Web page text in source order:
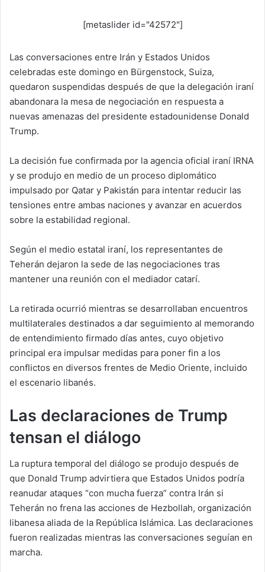
[metaslider id="42572"]
Las conversaciones entre Irán y Estados Unidos
celebradas este domingo en Bürgenstock, Suiza,
quedaron suspendidas después de que la delegación iraní
abandonara la mesa de negociación en respuesta a
nuevas amenazas del presidente estadounidense Donald
Trump.
La decisión fue confirmada por la agencia oficial iraní IRNA
y se produjo en medio de un proceso diplomático
impulsado por Qatar y Pakistán para intentar reducir las
tensiones entre ambas naciones y avanzar en acuerdos
sobre la estabilidad regional.
Según el medio estatal iraní, los representantes de
Teherán dejaron la sede de las negociaciones tras
mantener una reunión con el mediador catarí.
La retirada ocurrió mientras se desarrollaban encuentros
multilaterales destinados a dar seguimiento al memorando
de entendimiento firmado días antes, cuyo objetivo
principal era impulsar medidas para poner fin a los
conflictos en diversos frentes de Medio Oriente, incluido
el escenario libanés.
Las declaraciones de Trump
tensan el diálogo
La ruptura temporal del diálogo se produjo después de
que Donald Trump advirtiera que Estados Unidos podría
reanudar ataques “con mucha fuerza” contra Irán si
Teherán no frena las acciones de Hezbollah, organización
libanesa aliada de la República Islámica. Las declaraciones
fueron realizadas mientras las conversaciones seguían en
marcha.